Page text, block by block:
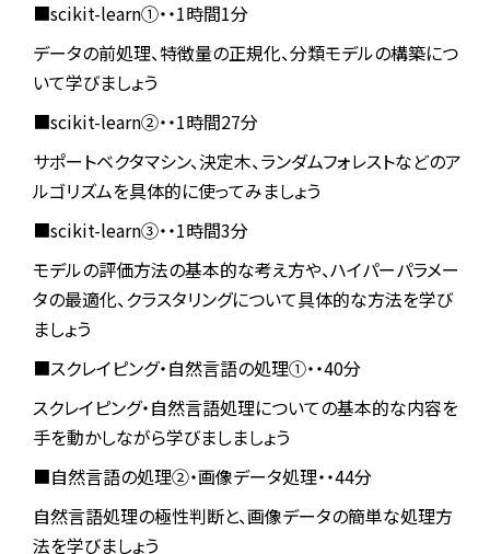
■scikit-learn①・・1時間1分
データの前処理、特徴量の正規化、分類モデルの構築につ
いて学びましょう
■scikit-learn②・・1時間27分
サポートベクタマシン、決定木、ランダムフォレストなどのア
ルゴリズムを具体的に使ってみましょう
■scikit-learn③・・1時間3分
モデルの評価方法の基本的な考え方や、ハイパーパラメー
タの最適化、クラスタリングについて具体的な方法を学び
ましょう
■スクレイピング・自然言語の処理①・・40分
スクレイピング・自然言語処理についての基本的な内容を
手を動かしながら学びましましょう
■自然言語の処理②・画像データ処理・・44分
自然言語処理の極性判断と、画像データの簡単な処理方
法を学びましょう